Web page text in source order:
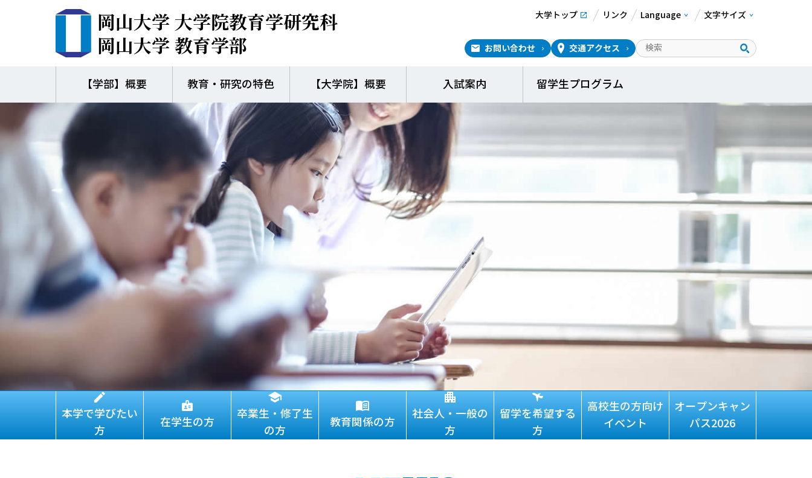
岡山大学 大学院教育学研究科
岡山大学 教育学部
大学トップ リンク Language 文字サイズ
お問い合わせ 交通アクセス
【学部】概要 教育・研究の特色 【大学院】概要 入試案内 留学生プログラム
本学で学びたい
方
在学生の方
卒業生・修了生
の方
教育関係の方
社会人・一般の
方
留学を希望する
方
高校生の方向け
イベント
オープンキャン
パス2026